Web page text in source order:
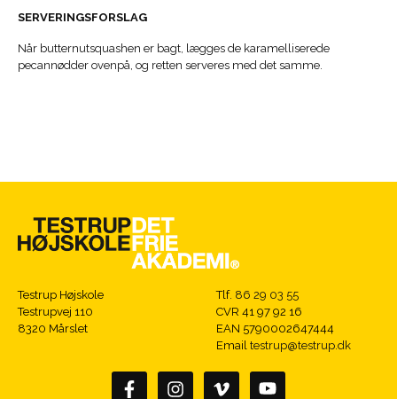
SERVERINGSFORSLAG
Når butternutsquashen er bagt, lægges de karamelliserede
pecannødder ovenpå, og retten serveres med det samme.
Testrup Højskole
Testrupvej 110
8320 Mårslet
Tlf. 86 29 03 55
CVR 41 97 92 16
EAN 5790002647444
Email testrup@testrup.dk